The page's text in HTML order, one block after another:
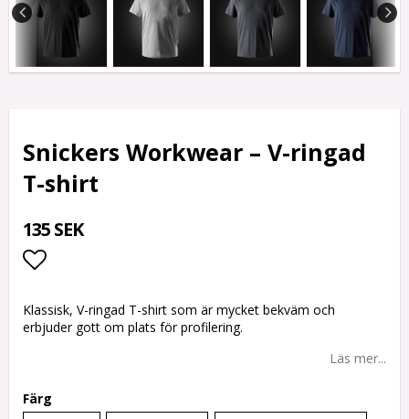
Snickers Workwear – V-ringad
T-shirt
135 SEK
Lägg till i favoritlistan
Klassisk, V-ringad T-shirt som är mycket bekväm och
erbjuder gott om plats för profilering.
Läs mer...
Färg